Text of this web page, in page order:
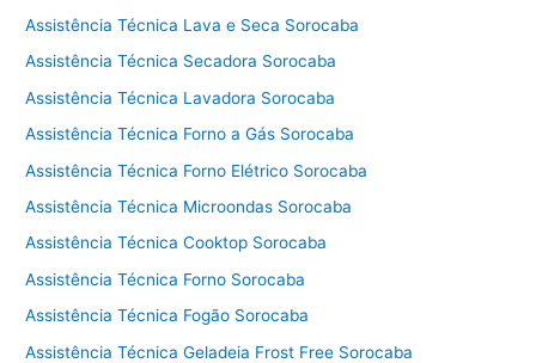
Assistência Técnica Lava e Seca Sorocaba
Assistência Técnica Secadora Sorocaba
Assistência Técnica Lavadora Sorocaba
Assistência Técnica Forno a Gás Sorocaba
Assistência Técnica Forno Elétrico Sorocaba
Assistência Técnica Microondas Sorocaba
Assistência Técnica Cooktop Sorocaba
Assistência Técnica Forno Sorocaba
Assistência Técnica Fogão Sorocaba
Assistência Técnica Geladeia Frost Free Sorocaba